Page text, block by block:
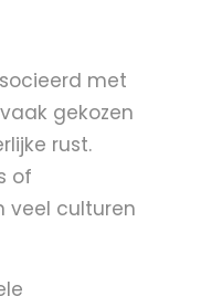
met
gekozen
rust.
of
veel culturen